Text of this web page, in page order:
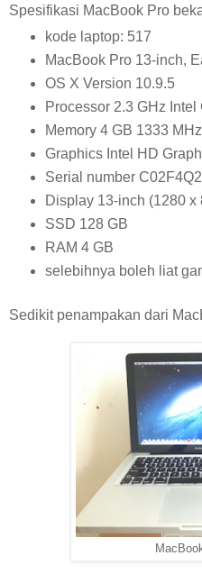
Spesifikasi MacBook Pro
kode laptop: 517
MacBook Pro 13-inch,
OS X Version 10.9.5
Processor 2.3 GHz Intel
Memory 4 GB 1333
Graphics Intel HD
Serial number
Display 13-inch (1280 x
SSD 128 GB
RAM 4 GB
selebihnya boleh liat
Sedikit penampakan dari